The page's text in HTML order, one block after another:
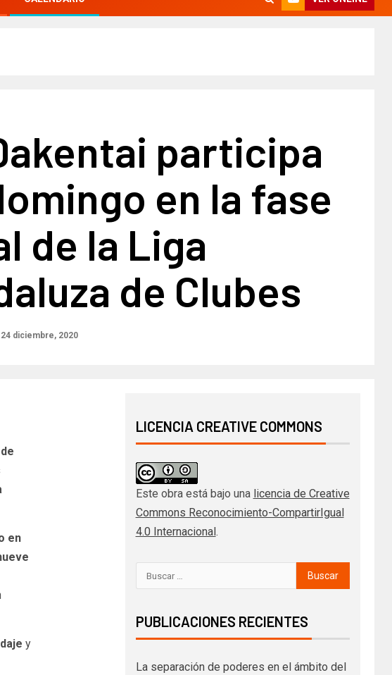
participa
en la fase
de la Liga
de Clubes
24 diciembre, 2020
en
y
LICENCIA CREATIVE COMMONS
Este obra está bajo una licencia de Creative
Commons Reconocimiento-CompartirIgual
4.0 Internacional.
PUBLICACIONES RECIENTES
La separación de poderes en el ámbito del